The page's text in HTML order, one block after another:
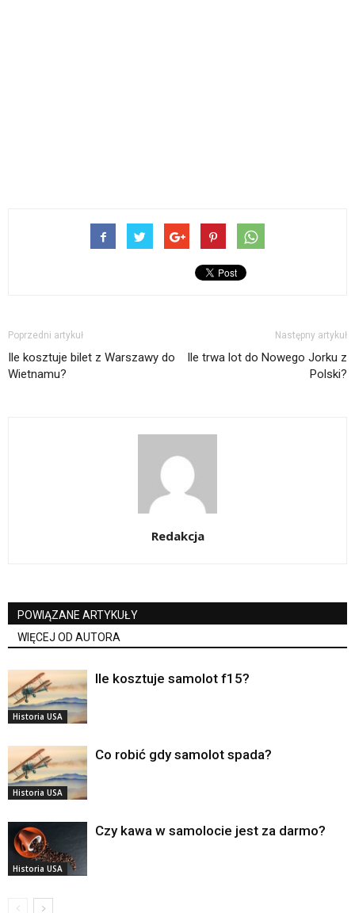
Poprzedni artykuł
Ile kosztuje bilet z Warszawy do
Wietnamu?
Następny artykuł
Ile trwa lot do Nowego Jorku z
Polski?
Redakcja
POWIĄZANE ARTYKUŁY
WIĘCEJ OD AUTORA
Historia USA
Ile kosztuje samolot f15?
Historia USA
Co robić gdy samolot spada?
Historia USA
Czy kawa w samolocie jest za darmo?